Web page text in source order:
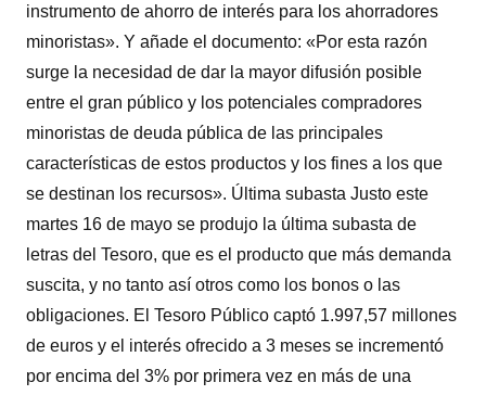
instrumento de ahorro de interés para los ahorradores
minoristas». Y añade el documento: «Por esta razón
surge la necesidad de dar la mayor difusión posible
entre el gran público y los potenciales compradores
minoristas de deuda pública de las principales
características de estos productos y los fines a los que
se destinan los recursos». Última subasta Justo este
martes 16 de mayo se produjo la última subasta de
letras del Tesoro, que es el producto que más demanda
suscita, y no tanto así otros como los bonos o las
obligaciones. El Tesoro Público captó 1.997,57 millones
de euros y el interés ofrecido a 3 meses se incrementó
por encima del 3% por primera vez en más de una